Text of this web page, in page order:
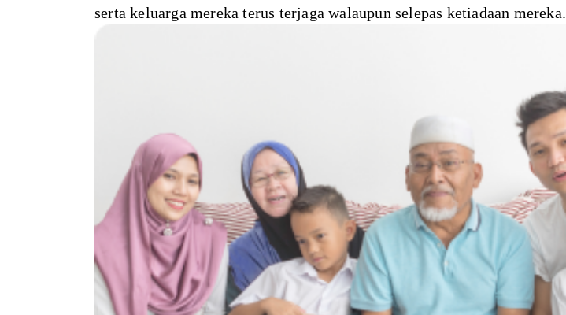
serta keluarga mereka terus terjaga walaupun selepas ketiadaan mereka.